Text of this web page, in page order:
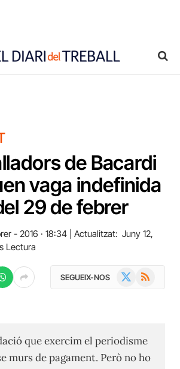
de Bacardi
vaga indefinida
29 de febrer
- 2016 · 18:34 Actualitzat: Juny 12,
Lectura
SEGUEIX-NOS RSS
que exercim el periodisme
murs de pagament. Però no ho